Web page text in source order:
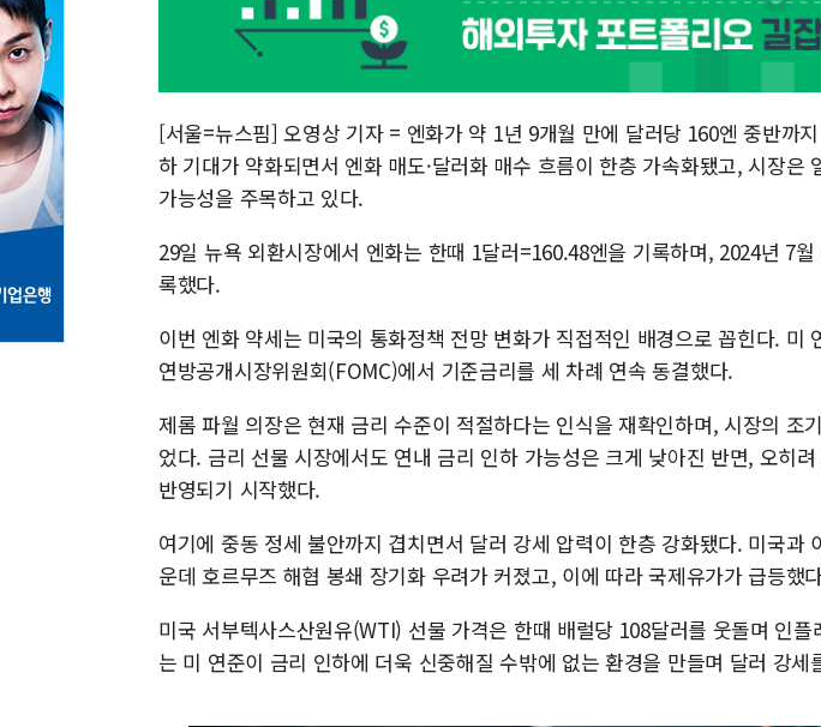
[서울=뉴스핌] 오영상 기자 = 엔화가 약 1년 9개월 만에 달러당 160엔 중반까
하 기대가 약화되면서 엔화 매도·달러화 매수 흐름이 한층 가속화됐고, 시장은
가능성을 주목하고 있다.
29일 뉴욕 외환시장에서 엔화는 한때 1달러=160.48엔을 기록하며, 2024년 7
록했다.
이번 엔화 약세는 미국의 통화정책 전망 변화가 직접적인 배경으로 꼽힌다. 미
연방공개시장위원회(FOMC)에서 기준금리를 세 차례 연속 동결했다.
제롬 파월 의장은 현재 금리 수준이 적절하다는 인식을 재확인하며, 시장의 조
었다. 금리 선물 시장에서도 연내 금리 인하 가능성은 크게 낮아진 반면, 오히
반영되기 시작했다.
여기에 중동 정세 불안까지 겹치면서 달러 강세 압력이 한층 강화됐다. 미국과
운데 호르무즈 해협 봉쇄 장기화 우려가 커졌고, 이에 따라 국제유가가 급등했
미국 서부텍사스산원유(WTI) 선물 가격은 한때 배럴당 108달러를 웃돌며 인
는 미 연준이 금리 인하에 더욱 신중해질 수밖에 없는 환경을 만들며 달러 강세